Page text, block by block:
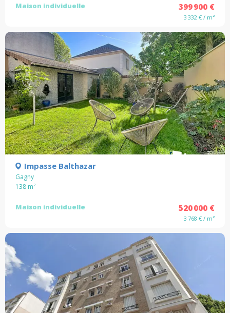
Maison individuelle 399 900 €
3 332 € / m²
Impasse Balthazar
Gagny
138 m²
Maison individuelle 520 000 €
3 768 € / m²